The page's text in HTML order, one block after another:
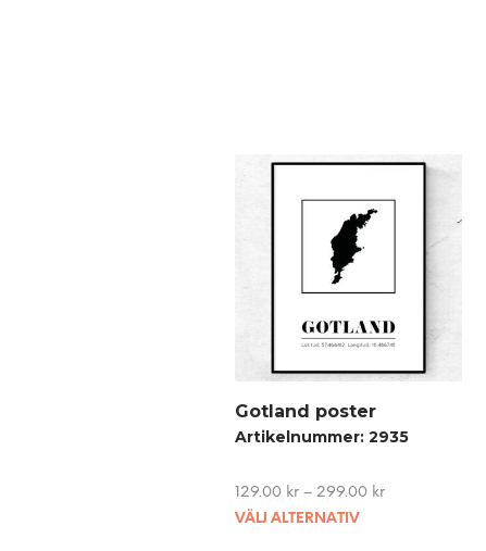
Gotland poster
Artikelnummer: 2935
129.00 kr– 299.00 kr
VÄLJ ALTERNATIVThis